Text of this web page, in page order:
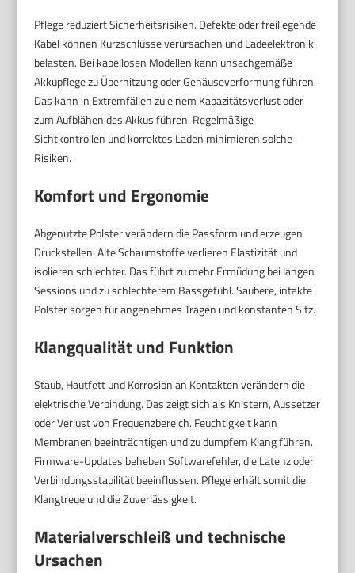
Pflege reduziert Sicherheitsrisiken. Defekte oder freiliegende
Kabel können Kurzschlüsse verursachen und Ladeelektronik
belasten. Bei kabellosen Modellen kann unsachgemäße
Akkupflege zu Überhitzung oder Gehäuseverformung führen.
Das kann in Extremfällen zu einem Kapazitätsverlust oder
zum Aufblähen des Akkus führen. Regelmäßige
Sichtkontrollen und korrektes Laden minimieren solche
Risiken.
Komfort und Ergonomie
Abgenutzte Polster verändern die Passform und erzeugen
Druckstellen. Alte Schaumstoffe verlieren Elastizität und
isolieren schlechter. Das führt zu mehr Ermüdung bei langen
Sessions und zu schlechterem Bassgefühl. Saubere, intakte
Polster sorgen für angenehmes Tragen und konstanten Sitz.
Klangqualität und Funktion
Staub, Hautfett und Korrosion an Kontakten verändern die
elektrische Verbindung. Das zeigt sich als Knistern, Aussetzer
oder Verlust von Frequenzbereich. Feuchtigkeit kann
Membranen beeinträchtigen und zu dumpfem Klang führen.
Firmware-Updates beheben Softwarefehler, die Latenz oder
Verbindungsstabilität beeinflussen. Pflege erhält somit die
Klangtreue und die Zuverlässigkeit.
Materialverschleiß und technische
Ursachen